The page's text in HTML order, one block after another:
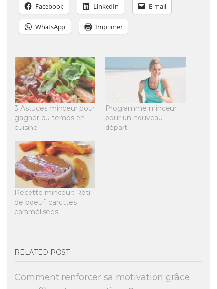
Facebook LinkedIn E-mail
WhatsApp Imprimer
3 Astuces minceur pour
gagner du temps en
cuisine
Programme minceur
pour un nouveau
départ
Recette minceur: Rôti
de boeuf, carottes
caramélisées
RELATED POST
Comment renforcer sa motivation grâce